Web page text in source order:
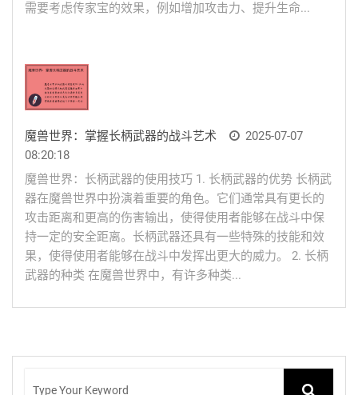
需要考虑传家宝的效果，例如增加攻击力、提升生命...
魔兽世界：掌握长柄武器的战斗艺术
2025-07-07
08:20:18
魔兽世界：长柄武器的使用技巧 1. 长柄武器的优势 长柄武
器在魔兽世界中扮演着重要的角色。它们通常具有更长的
攻击距离和更高的伤害输出，使得使用者能够在战斗中保
持一定的安全距离。长柄武器还具有一些特殊的技能和效
果，使得使用者能够在战斗中发挥出更大的威力。 2. 长柄
武器的种类 在魔兽世界中，有许多种类...